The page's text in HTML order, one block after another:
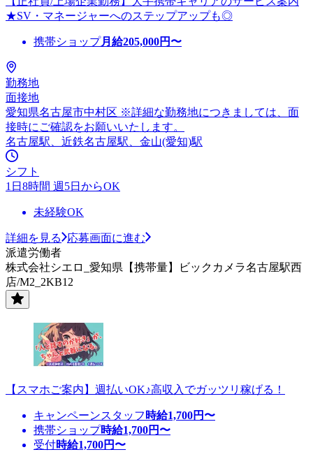
★SV・マネージャーへのステップアップも◎
携帯ショップ月給205,000円〜
勤務地
面接地
愛知県名古屋市中村区 ※詳細な勤務地につきましては、面
接時にご確認をお願いいたします。
名古屋駅、近鉄名古屋駅、金山(愛知)駅
シフト
1日8時間 週5日からOK
未経験OK
詳細を見る
応募画面に進む
派遣労働者
株式会社シエロ_愛知県【携帯量】ビックカメラ名古屋駅西
店/M2_2KB12
【スマホご案内】週払いOK♪高収入でガッツリ稼げる！
キャンペーンスタッフ 時給1,700円〜
携帯ショップ時給1,700円〜
受付時給1,700円〜